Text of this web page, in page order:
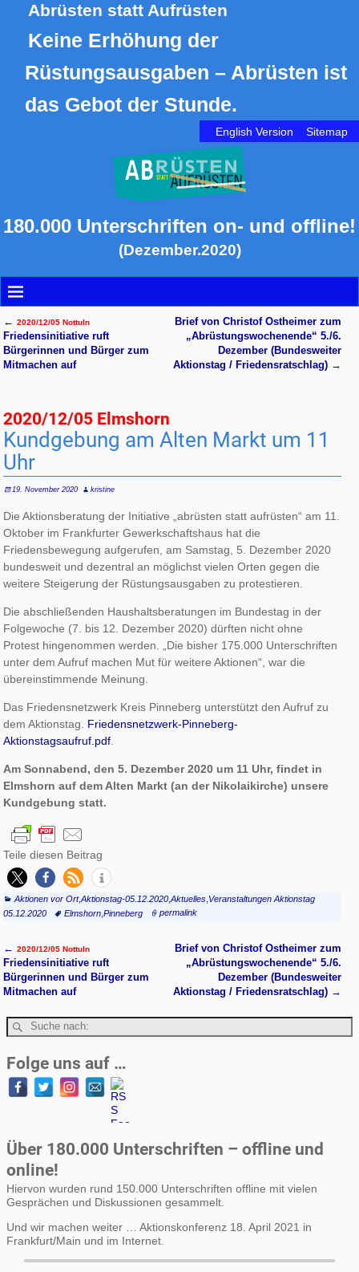
Abrüsten statt Aufrüsten
Keine Erhöhung der
Rüstungsausgaben – Abrüsten ist
das Gebot der Stunde.
English Version Sitemap
180.000 Unterschriften on- und offline!
(Dezember.2020)
Artikelnavigation
← 2020/12/05 Nottuln
Friedensinitiative ruft
Bürgerinnen und Bürger zum
Mitmachen auf
Brief von Christof Ostheimer zum
„Abrüstungswochenende“ 5./6.
Dezember (Bundesweiter
Aktionstag / Friedensratschlag) →
2020/12/05 Elmshorn
Kundgebung am Alten Markt um 11
Uhr
19. November 2020 kristine
Die Aktionsberatung der Initiative „abrüsten statt aufrüsten“ am 11.
Oktober im Frankfurter Gewerkschaftshaus hat die
Friedensbewegung aufgerufen, am Samstag, 5. Dezember 2020
bundesweit und dezentral an möglichst vielen Orten gegen die
weitere Steigerung der Rüstungsausgaben zu protestieren.
Die abschließenden Haushaltsberatungen im Bundestag in der
Folgewoche (7. bis 12. Dezember 2020) dürften nicht ohne
Protest hingenommen werden. „Die bisher 175.000 Unterschriften
unter dem Aufruf machen Mut für weitere Aktionen“, war die
übereinstimmende Meinung.
Das Friedensnetzwerk Kreis Pinneberg unterstützt den Aufruf zu
dem Aktionstag. Friedensnetzwerk-Pinneberg-
Aktionstagsaufruf.pdf
Am Sonnabend, den 5. Dezember 2020 um 11 Uhr, findet in
Elmshorn auf dem Alten Markt (an der Nikolaikirche) unsere
Kundgebung statt.
Teile diesen Beitrag
Aktionen vor Ort,Aktionstag-05.12.2020 ,Aktuelles Veranstaltungen Aktionstag
05.12.2020
Elmshorn, Pinneberg permalink
Artikelnavigation
← 2020/12/05 Nottuln
Friedensinitiative ruft
Bürgerinnen und Bürger zum
Mitmachen auf
Brief von Christof Ostheimer zum
„Abrüstungswochenende“ 5./6.
Dezember (Bundesweiter
Aktionstag / Friedensratschlag) →
Folge uns auf …
Über 180.000 Unterschriften – offline und
online!
Hiervon wurden rund 150.000 Unterschriften offline mit vielen
Gesprächen und Diskussionen gesammelt.
Und wir machen weiter … Aktionskonferenz 18. April 2021 in
Frankfurt/Main und im Internet.